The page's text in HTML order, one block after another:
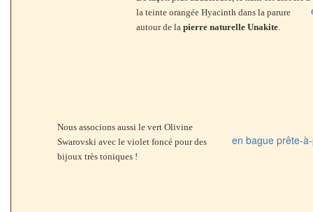
la teinte orangée Hyacinth dans la parure
autour de la pierre naturelle Unakite.
Nous associons aussi le vert Olivine
Swarovski avec le violet foncé pour des
bijoux très toniques !
en bague prête-